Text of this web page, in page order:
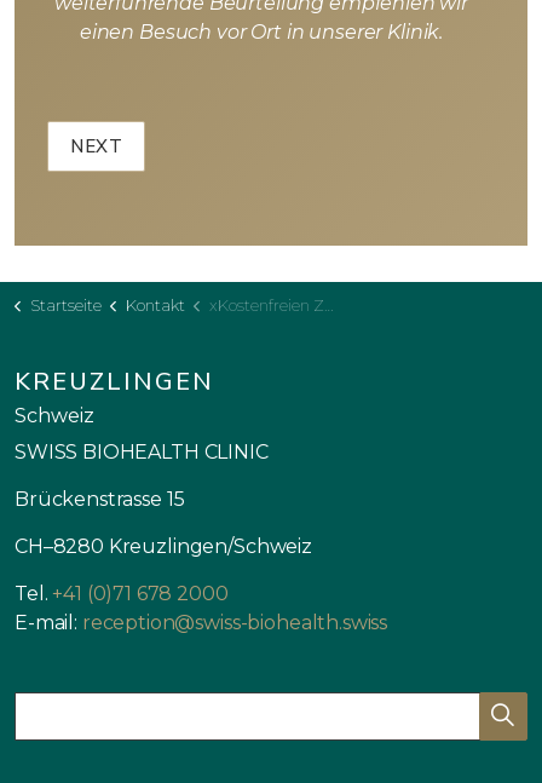
einen Besuch vor Ort in unserer Klinik.
Startseite Kontakt xKostenfreien Zahnbehandlungsplan
KREUZLINGEN
Schweiz
SWISS BIOHEALTH CLINIC
Brückenstrasse 15
CH–8280 Kreuzlingen/Schweiz
Tel. +41 (0)71 678 2000
E-mail: reception@swiss-biohealth.swiss